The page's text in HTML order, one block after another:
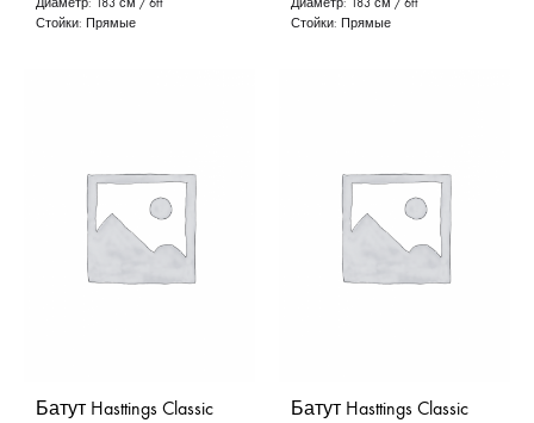
Диаметр: 183 см / 6ft
Стойки: Прямые
Диаметр: 183 см / 6ft
Стойки: Прямые
Батут Hasttings Classic
Батут Hasttings Classic